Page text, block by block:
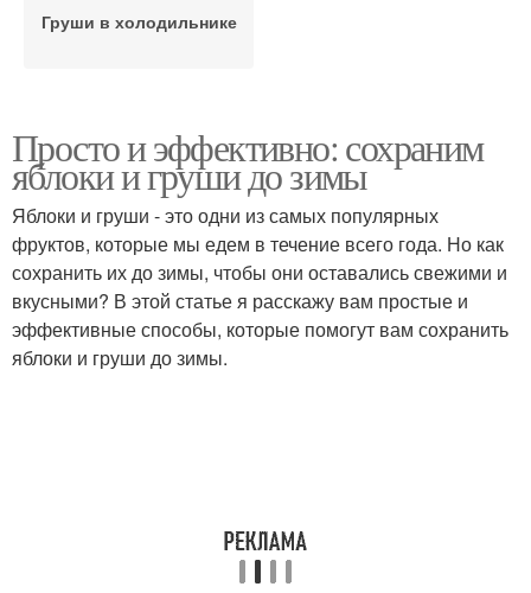
Груши в холодильнике
Просто и эффективно: сохраним
яблоки и груши до зимы
Яблоки и груши - это одни из самых популярных
фруктов, которые мы едем в течение всего года. Но как
сохранить их до зимы, чтобы они оставались свежими и
вкусными? В этой статье я расскажу вам простые и
эффективные способы, которые помогут вам сохранить
яблоки и груши до зимы.